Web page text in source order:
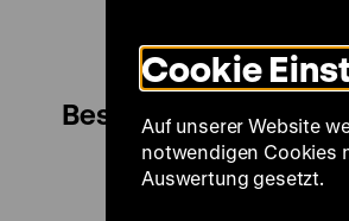
Besuch Spielplan
Cookie
Auf unserer Website
notwendigen Cookies
Auswertung gesetzt.